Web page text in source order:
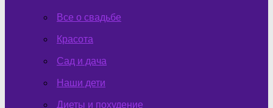
Все о свадьбе
Красота
Сад и дача
Наши дети
Диеты и похудение